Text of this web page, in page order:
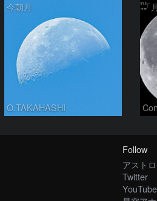
今朝月
O.TAKAHASHI
「
Follow
アスト
Twitter
YouTube